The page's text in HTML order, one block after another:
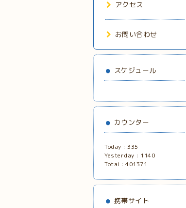
アクセス
お問い合わせ
スケジュール
カウンター
Today : 335
Yesterday : 1140
Total : 401371
携帯サイト